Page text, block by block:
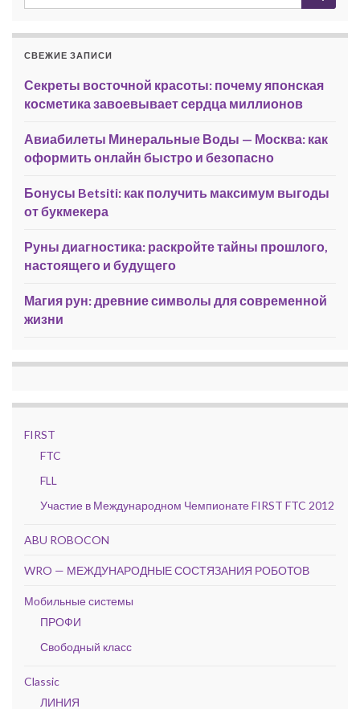
СВЕЖИЕ ЗАПИСИ
Секреты восточной красоты: почему японская
косметика завоевывает сердца миллионов
Авиабилеты Минеральные Воды — Москва: как
оформить онлайн быстро и безопасно
Бонусы Betsiti: как получить максимум выгоды
от букмекера
Руны диагностика: раскройте тайны прошлого,
настоящего и будущего
Магия рун: древние символы для современной
жизни
FIRST
FTC
FLL
Участие в Международном Чемпионате FIRST FTC 2012
ABU ROBOCON
WRO — МЕЖДУНАРОДНЫЕ СОСТЯЗАНИЯ РОБОТОВ
Мобильные системы
ПРОФИ
Свободный класс
Classic
ЛИНИЯ